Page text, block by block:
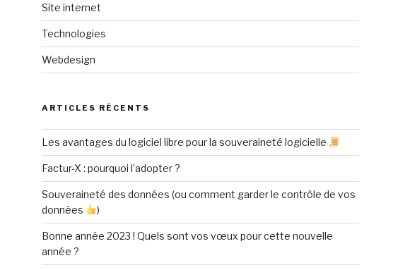
Site internet
Technologies
Webdesign
ARTICLES RÉCENTS
Les avantages du logiciel libre pour la souveraineté logicielle
Factur-X : pourquoi l’adopter ?
Souveraineté des données (ou comment garder le contrôle de vos
données
)
Bonne année 2023 ! Quels sont vos vœux pour cette nouvelle
année ?